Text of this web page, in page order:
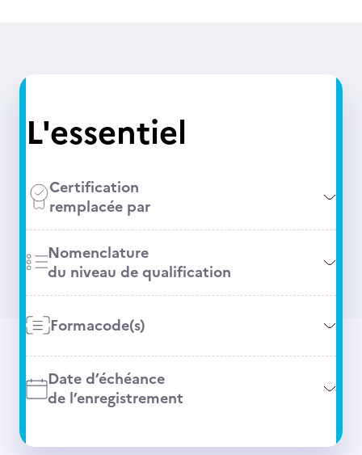
L'essentiel
Certification
remplacée par
Nomenclature
du niveau de qualification
Formacode(s)
Date d’échéance
de l’enregistrement